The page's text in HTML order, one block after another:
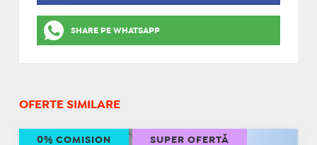
SHARE PE WHATSAPP
OFERTE SIMILARE
0% COMISION SUPER OFERTĂ